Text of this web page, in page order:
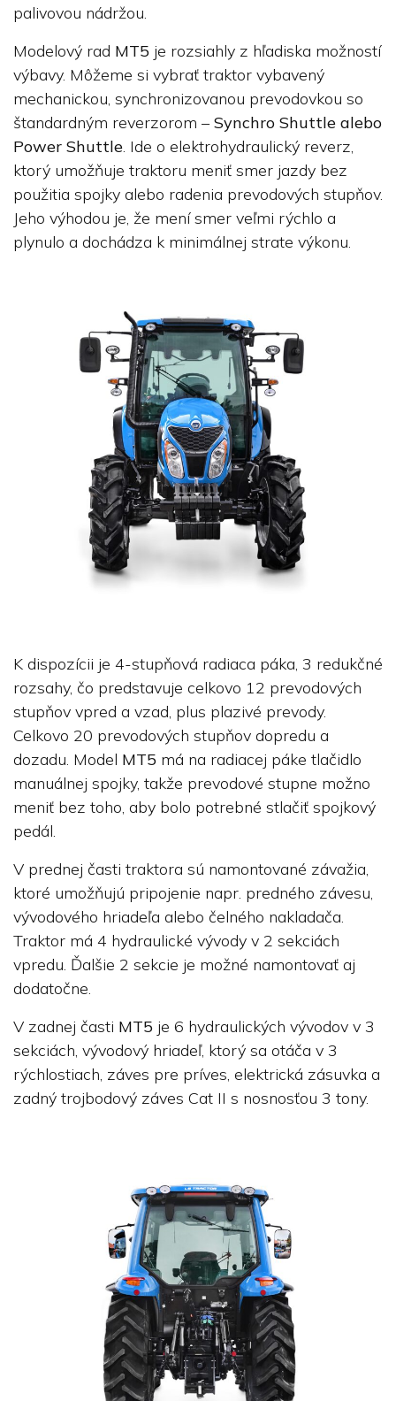
palivovou nádržou.
Modelový rad MT5 je rozsiahly z hľadiska možností
výbavy. Môžeme si vybrať traktor vybavený
mechanickou, synchronizovanou prevodovkou so
štandardným reverzorom – Synchro Shuttle alebo
Power Shuttle. Ide o elektrohydraulický reverz,
ktorý umožňuje traktoru meniť smer jazdy bez
použitia spojky alebo radenia prevodových stupňov.
Jeho výhodou je, že mení smer veľmi rýchlo a
plynulo a dochádza k minimálnej strate výkonu.
K dispozícii je 4-stupňová radiaca páka, 3 redukčné
rozsahy, čo predstavuje celkovo 12 prevodových
stupňov vpred a vzad, plus plazivé prevody.
Celkovo 20 prevodových stupňov dopredu a
dozadu. Model MT5 má na radiacej páke tlačidlo
manuálnej spojky, takže prevodové stupne možno
meniť bez toho, aby bolo potrebné stlačiť spojkový
pedál.
V prednej časti traktora sú namontované závažia,
ktoré umožňujú pripojenie napr. predného závesu,
vývodového hriadeľa alebo čelného nakladača.
Traktor má 4 hydraulické vývody v 2 sekciách
vpredu. Ďalšie 2 sekcie je možné namontovať aj
dodatočne.
V zadnej časti MT5 je 6 hydraulických vývodov v 3
sekciách, vývodový hriadeľ, ktorý sa otáča v 3
rýchlostiach, záves pre príves, elektrická zásuvka a
zadný trojbodový záves Cat II s nosnosťou 3 tony.